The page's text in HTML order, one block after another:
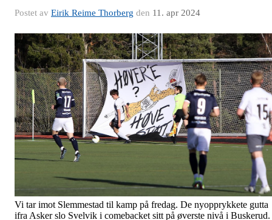
Postet av Eirik Reime Thorberg den 11. apr 2024
Vi tar imot Slemmestad til kamp på fredag. De nyopprykkete gutta
ifra Asker slo Svelvik i comebacket sitt på øverste nivå i Buskerud.